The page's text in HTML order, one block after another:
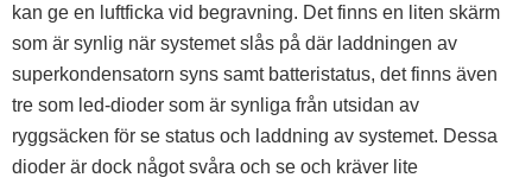
kan ge en luftficka vid begravning. Det finns en liten skärm
som är synlig när systemet slås på där laddningen av
superkondensatorn syns samt batteristatus, det finns även
tre som led-dioder som är synliga från utsidan av
ryggsäcken för se status och laddning av systemet. Dessa
dioder är dock något svåra och se och kräver lite